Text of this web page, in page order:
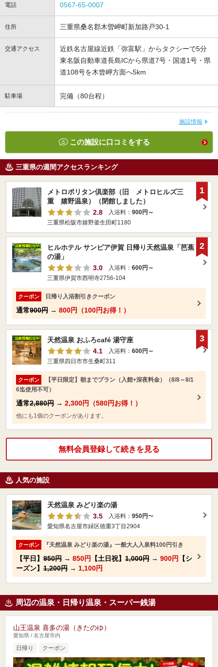
電話 0567-65-0007
住所 三重県桑名郡木曽岬町新加路戸30-1
交通アクセス
近鉄名古屋線近鉄「弥富駅」からタクシーで5分
東名阪自動車道長島ICから県道7号・国道1号・県
道108号を木曾岬方面へ5km
駐車場 完備（80台程）
施設情報
この施設に口コミをする
三重県の週間アクセスランキング
メトロポリタン倶楽部（旧 メトロヒルズ三
重 嬉野温泉）（閉館しました）
2.8
入浴料： 900円～
三重県松阪市嬉野釜生田町1180
1
ヒルホテル サンピア伊賀 日帰り天然温泉「芭蕉
の湯」
3.0
入浴料： 600円～
三重県伊賀市西明寺2756-104
クーポン 日帰り入浴割引きクーポン
通常900円 → 800円（100円お得！）
2
天然温泉 おふろcafé 湯守座
4.1
入浴料： 600円～
三重県四日市市生桑町311
クーポン
【平日限定】朝までプラン（入館+深夜料金）（8/8～8/1
6迄使用不可）
通常2,880円 → 2,300円（580円お得！）
他にも1個のクーポンがあります。
3
無料会員登録して続きを見る
人気の施設
天然温泉 みどり楽の湯
3.5
入浴料： 950円〜
愛知県名古屋市緑区徳重3丁目2904
クーポン 『天然温泉 みどり楽の湯』一般大人入泉料100円引き
【平日】 950円 → 850円 【土日祝】 1,000円 → 900円
【シ
ーズン】 1,200円 → 1,100円
周辺の温泉・日帰り温泉・スーパー銭湯
山王温泉 喜多の湯（きたのゆ）
愛知県 / 名古屋市内
日帰り クーポン